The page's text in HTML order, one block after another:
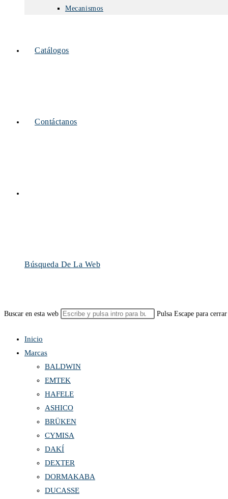
Mecanismos
Catálogos
Contáctanos
Búsqueda De La Web
Buscar en esta web Pulsa Escape para
Inicio
Marcas
BALDWIN
EMTEK
HAFELE
ASHICO
BRÜKEN
CYMISA
DAKÍ
DEXTER
DORMAKABA
DUCASSE